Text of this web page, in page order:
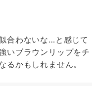
合わないな…と感じて
いブラウンリップをチ
るかもしれません。